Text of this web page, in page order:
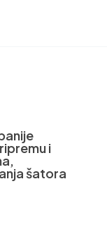
i
šatora